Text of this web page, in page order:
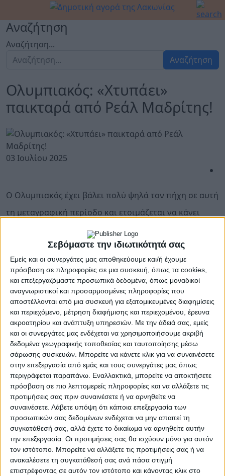
Σεβόμαστε την ιδιωτικότητά σας
Εμείς και οι συνεργάτες μας αποθηκεύουμε και/ή έχουμε
πρόσβαση σε πληροφορίες σε μια συσκευή, όπως τα cookies,
και επεξεργαζόμαστε προσωπικά δεδομένα, όπως μοναδικοί
αναγνωριστικοί και προσαρμοσμένες πληροφορίες που
αποστέλλονται από μια συσκευή για εξατομικευμένες διαφημίσεις
και περιεχόμενο, μέτρηση διαφήμισης και περιεχομένου, έρευνα
ακροατηρίου και ανάπτυξη υπηρεσιών. Με την άδειά σας, εμείς
και οι συνεργάτες μας ενδέχεται να χρησιμοποιήσουμε ακριβή
δεδομένα γεωγραφικής τοποθεσίας και ταυτοποίησης μέσω
σάρωσης συσκευών. Μπορείτε να κάνετε κλικ για να συναινέσετε
στην επεξεργασία από εμάς και τους συνεργάτες μας όπως
περιγράφεται παραπάνω. Εναλλακτικά, μπορείτε να αποκτήσετε
πρόσβαση σε πιο λεπτομερείς πληροφορίες και να αλλάξετε τις
προτιμήσεις σας πριν συναινέσετε ή να αρνηθείτε να
συναινέσετε. Λάβετε υπόψη ότι κάποια επεξεργασία των
προσωπικών σας δεδομένων ενδέχεται να μην απαιτεί τη
συγκατάθεσή σας, αλλά έχετε το δικαίωμα να αρνηθείτε αυτήν
την επεξεργασία. Οι προτιμήσεις σας θα ισχύουν μόνο για αυτόν
τον ιστότοπο. Μπορείτε να αλλάξετε τις προτιμήσεις σας ή να
ανακαλέσετε τη συγκατάθεσή σας ανά πάσα στιγμή
επιστρέφοντας σε αυτόν τον ιστότοπο και κάνοντας κλικ στο
Αναζήτηση
Αναζήτηση...
Αναζήτηση
Ολυμπιακός: «Χτυπάει»
παικταρά από Ρεάλ Μαδρίτης!
03 Ιουλίου 2025
Ο Ολυμπιακός έχει βάλει πολύ ψηλά τον πήχη σε αυτή
τη μεταγραφική περίοδο και ετοιμάζεται να κάνει
κάποιες κινήσεις που θα προκαλέσουν αίσθηση.
Μία εξ αυτών είναι και παίκτης που τη δεδομένη
χρονική στιγμή είναι στη Ρεάλ Μαδρίτης! Οι επαφές
έχουν ξεκινήσει…
Την είδηση αποκάλυψε ο Ισπανός δημοσιογράφος
Ματέο Μορέτο, ο οποίος ανέφερε σε ποστάρισμά του
στην πλατφόρμα X πως ο Ολυμπιακός είναι μεταξύ
των ομάδων που ενδιαφέρονται για τον Βίκτορ
Μουνιόθ. Μπορεί να μην είναι τόσο γνωστός όσο
κάποιοι συμπαίκτες του, αλλά οι πληροφορίες
αναφέρουν πως πρόκειται για πολύ μεγάλο ταλέντο.
Ο 21χρονος είναι στη δεύτερη ομάδα των «μερένγκες»,
αλλά τη δεδομένη χρονική στιγμή βρίσκεται με την
πρώτη ομάδα στις ΗΠΑ για το Παγκόσμιο Κύπελλο
Συλλόγων κι έχει κάνει δύο ολιγόλεπτες συμμετοχές.
Πέρυσι έπαιξε στην τρίτη κατηγορία της Ισπανίας
έχοντας σκοράρει 11 γκολ και δώσει 7 ασίστ σε 38
παιχνίδια, ξεπερνώντας τα 2,8 χιλ. λεπτά.